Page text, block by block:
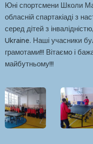
Юні спортсмени Школи
обласній спартакіаді з
серед дітей з
Ukraine. Наші учасники
грамотами!!! Вітаємо і
майбутньому!!!